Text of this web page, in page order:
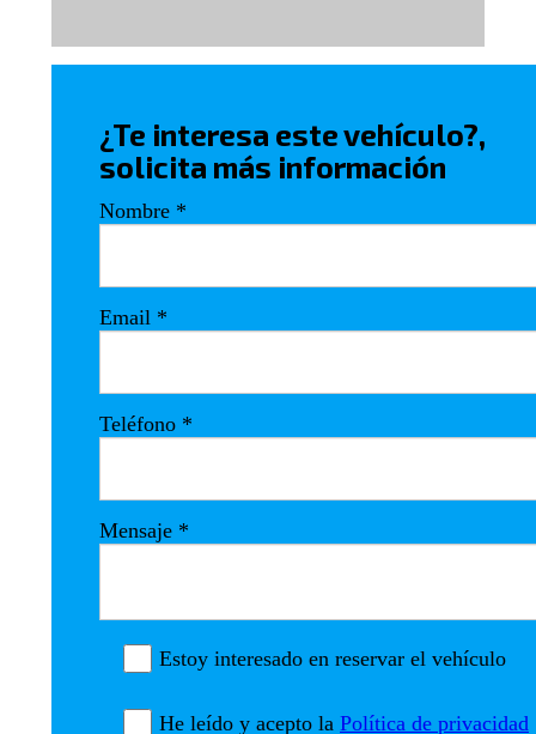
¿Te interesa este vehículo?,
solicita más información
Nombre *
Email *
Teléfono *
Mensaje *
Estoy interesado en reservar el vehículo
He leído y acepto la Política de privacidad